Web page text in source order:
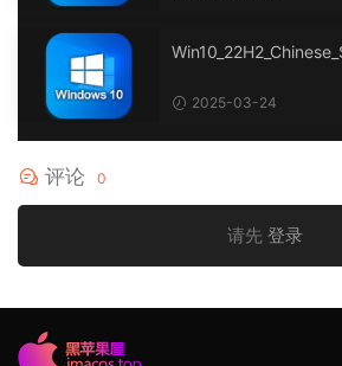
2025-03-24
评论 0
请先 登录